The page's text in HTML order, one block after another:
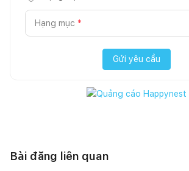
Hạng mục *
Gửi yêu cầu
Bài đăng liên quan